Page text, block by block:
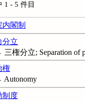
1 - 5 件目
内閣制
分立
三権分立; Separation of
権
Autonomy
制度